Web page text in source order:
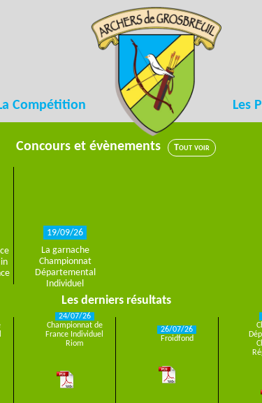
Compétition Les
Concours et évènements Tout voir
19/09/26
la garnache
Championnat
Départemental
Individuel
Les derniers résultats
24/07/26
Championnat de
France Individuel
Riom
26/07/26
Froidfond